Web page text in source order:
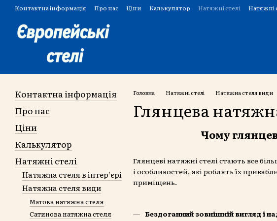
Перейти до основного контенту
Контактна інформація Про нас Ціни Калькулятор Натяжні стелі Натяжні
Головна Натяжні стелі Натяжна стеля види
Глянцева
Чому
Глянцеві натяжні стелі стають все
і особливостей, які роблять їх
приміщень.
Бездоганний зовнішній вигляд і
Контактна інформація
Про нас
Ціни
Калькулятор
Натяжні стелі
Натяжна стеля в інтер'єрі
Натяжна стеля види
Матова натяжна стеля
Сатинова натяжна стеля